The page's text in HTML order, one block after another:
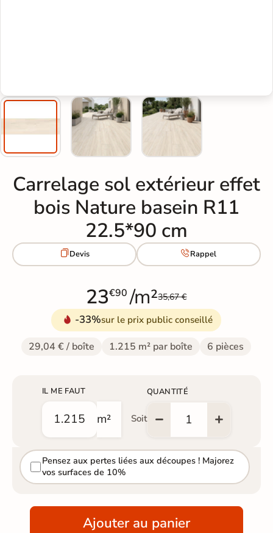
Carrelage sol extérieur effet
bois Nature basein R11
22.5*90 cm
Devis Rappel
23€90 /m²35,67 €
-33%sur le prix public conseillé
29,04 € / boîte 1.215 m² par boîte 6 pièces
IL ME FAUT
m² Soit
QUANTITÉ
Pensez aux pertes liées aux découpes ! Majorez
vos surfaces de 10%
Ajouter au panier